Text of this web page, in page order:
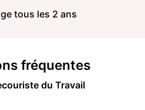
tous les 2 ans
fréquentes
du Travail